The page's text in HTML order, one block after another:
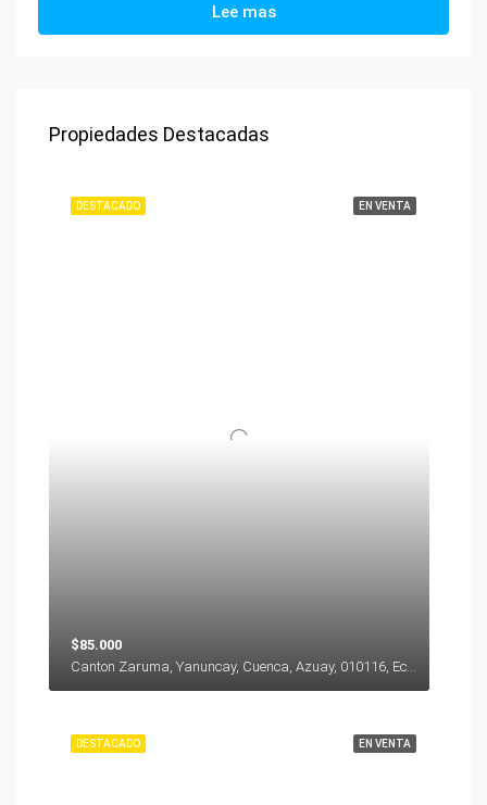
Lee mas
Propiedades Destacadas
EN VENTA
DESTACADO
$85.000
EN VENTA
DESTACADO